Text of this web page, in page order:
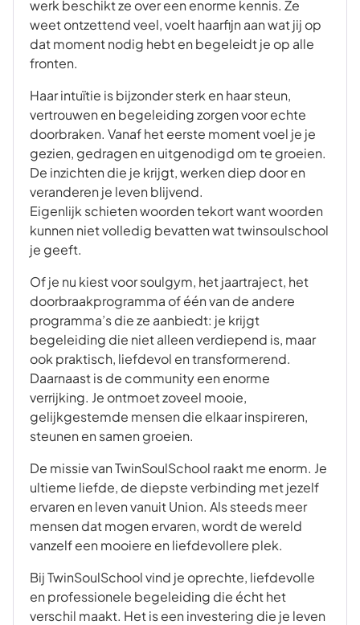
werk beschikt ze over een enorme kennis. Ze
weet ontzettend veel, voelt haarfijn aan wat jij op
dat moment nodig hebt en begeleidt je op alle
fronten.
Haar intuïtie is bijzonder sterk en haar steun,
vertrouwen en begeleiding zorgen voor echte
doorbraken. Vanaf het eerste moment voel je je
gezien, gedragen en uitgenodigd om te groeien.
De inzichten die je krijgt, werken diep door en
veranderen je leven blijvend.
Eigenlijk schieten woorden tekort want woorden
kunnen niet volledig bevatten wat twinsoulschool
je geeft.
Of je nu kiest voor soulgym, het jaartraject, het
doorbraakprogramma of één van de andere
programma’s die ze aanbiedt: je krijgt
begeleiding die niet alleen verdiepend is, maar
ook praktisch, liefdevol en transformerend.
Daarnaast is de community een enorme
verrijking. Je ontmoet zoveel mooie,
gelijkgestemde mensen die elkaar inspireren,
steunen en samen groeien.
De missie van TwinSoulSchool raakt me enorm. Je
ultieme liefde, de diepste verbinding met jezelf
ervaren en leven vanuit Union. Als steeds meer
mensen dat mogen ervaren, wordt de wereld
vanzelf een mooiere en liefdevollere plek.
Bij TwinSoulSchool vind je oprechte, liefdevolle
en professionele begeleiding die écht het
verschil maakt. Het is een investering die je leven